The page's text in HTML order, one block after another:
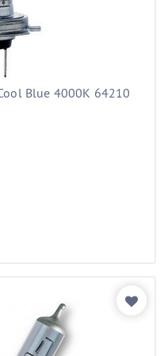
Blue 4000K 64210